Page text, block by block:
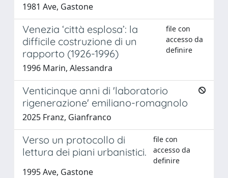
1981 Ave, Gastone
Venezia ‘città esplosa’: la
difficile costruzione di un
rapporto (1926-1996)
file con
accesso da
definire
1996 Marin, Alessandra
Venticinque anni di 'laboratorio
rigenerazione' emiliano-romagnolo
2025 Franz, Gianfranco
Verso un protocollo di
lettura dei piani urbanistici.
file con
accesso da
definire
1995 Ave, Gastone